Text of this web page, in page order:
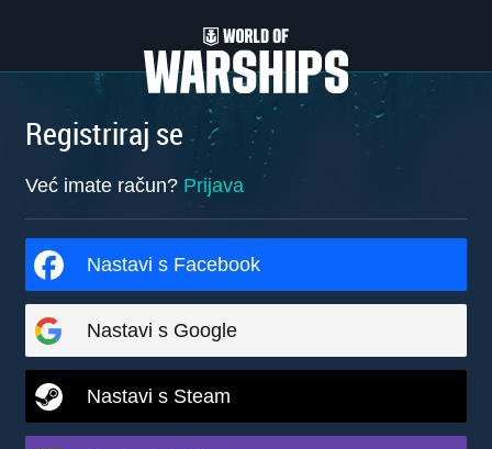
Registriraj se
Već imate račun? Prijava
Nastavi s Facebook
Nastavi s Google
Nastavi s Steam